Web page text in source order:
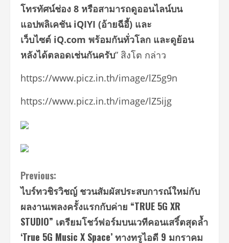
โทรทัศน์ช่อง 8 หรือสามารถดออนไลน์บน
แอปพลิเคชัน iQIYI (อ้ายฉีอี้) และ
เว็บไซต์ iQ.com พร้อมกันทั่วโลก และดูย้อน
หลังได้ตลอดเช่นกันครับ” สิงโต กล่าว
https://www.picz.in.th/image/lZ5g9n
https://www.picz.in.th/image/lZ5ijg
Continue
Reading
Previous:
ไบร์ทวชิรวิชญ์ ชวนสัมผัสประสบการณ์ใหม่กับ
ผลงานเพลงครั้งแรกกับค่าย “TRUE 5G XR
STUDIO” เตรียมโชว์ฟอร์มบนเวทีคอนเสริ์ตสุดล้ำ
‘True 5G Music X Space’ ทางทรูไอดี 9 มกราคม